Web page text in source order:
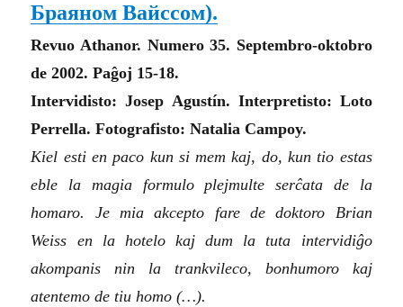
Браяном Вайссом).
Revuo Athanor. Numero 35. Septembro-oktobro
de 2002. Paĝoj 15-18.
Intervidisto: Josep Agustín. Interpretisto: Loto
Perrella. Fotografisto: Natalia Campoy.
Kiel esti en paco kun si mem kaj, do, kun tio estas
eble la magia formulo plejmulte serĉata de la
homaro. Je mia akcepto fare de doktoro Brian
Weiss en la hotelo kaj dum la tuta intervidiĝo
akompanis nin la trankvileco, bonhumoro kaj
atentemo de tiu homo (…).